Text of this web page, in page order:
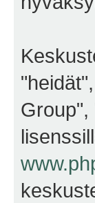
Group",